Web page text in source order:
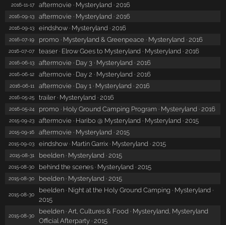
2016-11-17 aftermovie · Mysteryland · 2016
2016-09-13 aftermovie · Mysteryland · 2016
2016-09-13 eindshow · Mysteryland · 2016
2016-07-19 promo · Mysteryland & Greenpeace · Mysteryland · 2016
2016-07-07 teaser · Elrow Goes to Mysteryland · Mysteryland · 2016
2016-06-13 aftermovie · Day 3 · Mysteryland · 2016
2016-06-12 aftermovie · Day 2 · Mysteryland · 2016
2016-06-11 aftermovie · Day 1 · Mysteryland · 2016
2016-05-25 trailer · Mysteryland · 2016
2016-05-24 promo · Holy Ground Camping Program · Mysteryland · 2016
2015-09-23 aftermovie · Haribo @ Mysteryland · Mysteryland · 2015
2015-09-16 aftermovie · Mysteryland · 2015
2015-09-03 eindshow · Martin Garrix · Mysteryland · 2015
2015-08-31 beelden · Mysteryland · 2015
2015-08-30 behind the scenes · Mysteryland · 2015
2015-08-30 beelden · Mysteryland · 2015
2015-08-30
beelden · Night at the Holy Ground Camping · Mysteryland ·
2015
2015-08-30
beelden · Art, Cultures & Food · Mysteryland, Mysteryland
Official Afterparty · 2015